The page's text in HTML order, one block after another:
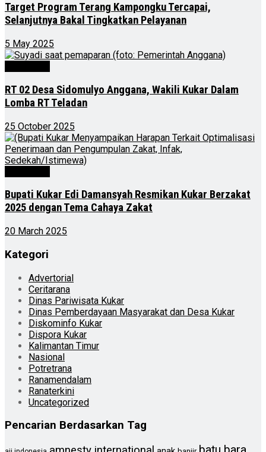
Target Program Terang Kampongku Tercapai,
Selanjutnya Bakal Tingkatkan Pelayanan
5 May 2025
RT 02 Desa Sidomulyo Anggana, Wakili Kukar Dalam
Lomba RT Teladan
25 October 2025
Bupati Kukar Edi Damansyah Resmikan Kukar Berzakat
2025 dengan Tema Cahaya Zakat
20 March 2025
Kategori
Advertorial
Ceritarana
Dinas Pariwisata Kukar
Dinas Pemberdayaan Masyarakat dan Desa Kukar
Diskominfo Kukar
Dispora Kukar
Kalimantan Timur
Nasional
Potretrana
Ranamendalam
Ranaterkini
Uncategorized
Pencarian Berdasarkan Tag